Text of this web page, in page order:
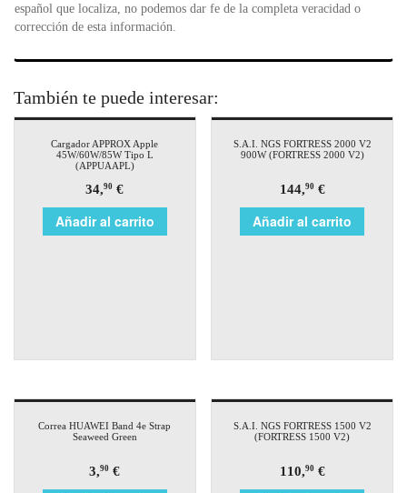
español que localiza, no podemos dar fe de la completa veracidad o
corrección de esta información.
También te puede interesar:
Cargador APPROX Apple
45W/60W/85W Tipo L
(APPUAAPL)
34,90 €
Añadir al carrito
S.A.I. NGS FORTRESS 2000 V2
900W (FORTRESS 2000 V2)
144,90€
Añadir al carrito
Correa HUAWEI Band 4e Strap
Seaweed Green
3,90 €
S.A.I. NGS FORTRESS 1500 V2
(FORTRESS 1500 V2)
110,90€